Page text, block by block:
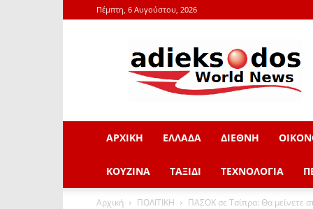
Πέμπτη, 6 Αυγούστου, 2026
adieksodos.gr
ΑΡΧΙΚΗ ΕΛΛΑΔΑ ΔΙΕΘΝΗ
ΚΟΥΖΙΝΑ ΤΑΞΙΔΙ ΤΕΧΝΟΛΟΓΙΑ
Αρχική ΠΟΛΙΤΙΚΗ ΠΑΣΟΚ σε Τσίπρα: Θα μείνετε